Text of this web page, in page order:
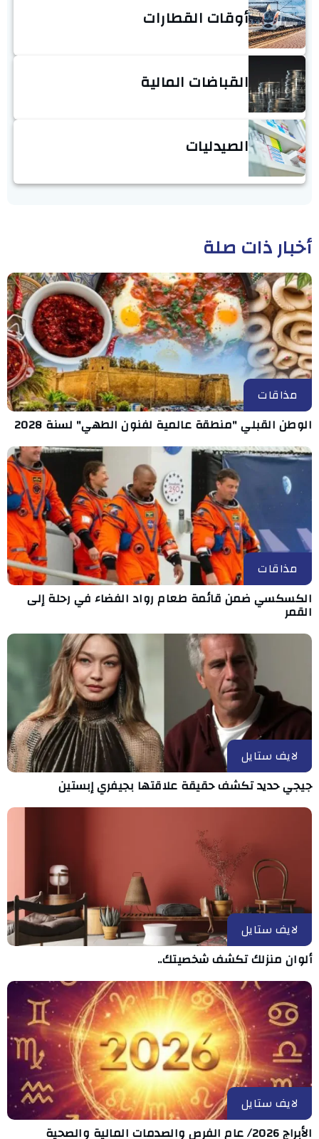
أوقات القطارات
القباضات المالية
الصيدليات
أخبار ذات صلة
مذاقات
الوطن القبلي "منطقة عالمية لفنون الطهي" لسنة 2028
مذاقات
الكسكسي ضمن قائمة طعام رواد الفضاء في رحلة إلى
القمر
لايف ستايل
جيجي حديد تكشف حقيقة علاقتها بجيفري إبستين
لايف ستايل
ألوان منزلك تكشف شخصيتك..
لايف ستايل
الأبراج 2026/ عام الفرص والصدمات المالية والصحية